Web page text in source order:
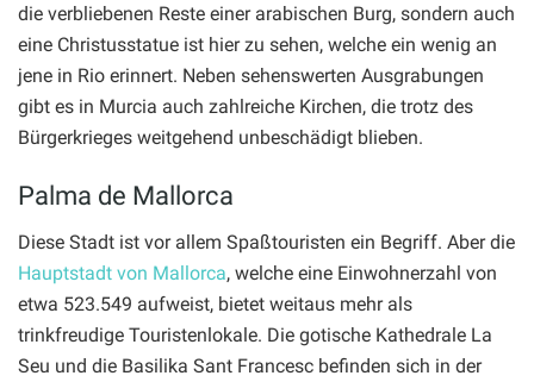
die verbliebenen Reste einer arabischen Burg, sondern auch
eine Christusstatue ist hier zu sehen, welche ein wenig an
jene in Rio erinnert. Neben sehenswerten Ausgrabungen
gibt es in Murcia auch zahlreiche Kirchen, die trotz des
Bürgerkrieges weitgehend unbeschädigt blieben.
Palma de Mallorca
Diese Stadt ist vor allem Spaßtouristen ein Begriff. Aber die
Hauptstadt von Mallorca, welche eine Einwohnerzahl von
etwa 523.549 aufweist, bietet weitaus mehr als
trinkfreudige Touristenlokale. Die gotische Kathedrale La
Seu und die Basilika Sant Francesc befinden sich in der